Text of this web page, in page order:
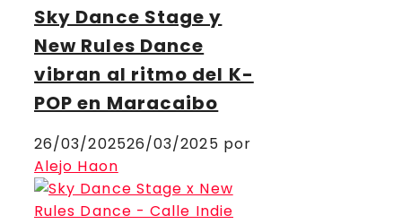
Sky Dance Stage y
New Rules Dance
vibran al ritmo del K-
POP en Maracaibo
26/03/202526/03/2025 por
Alejo Haon